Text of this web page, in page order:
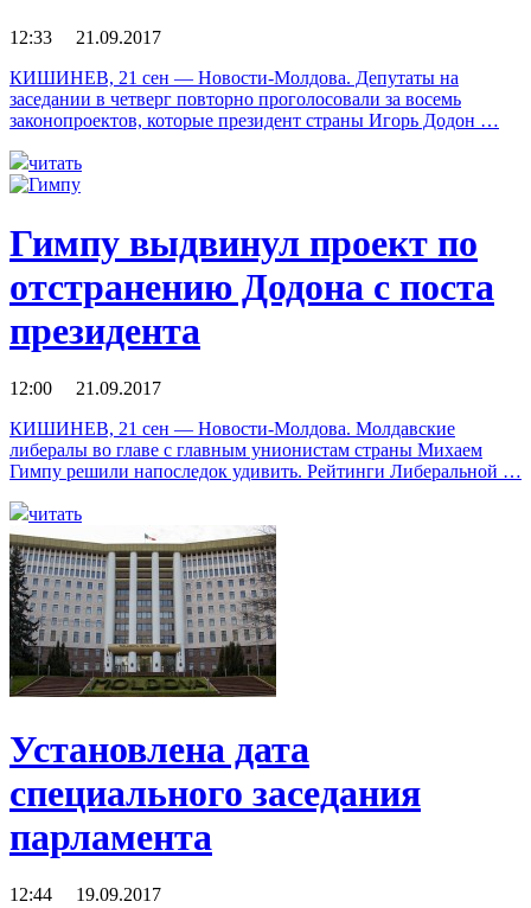
12:33 21.09.2017
КИШИНЕВ, 21 сен — Новости-Молдова. Депутаты на
заседании в четверг повторно проголосовали за восемь
законопроектов, которые президент страны Игорь Додон …
читать
Гимпу выдвинул проект по
отстранению Додона с поста
президента
12:00 21.09.2017
КИШИНЕВ, 21 сен — Новости-Молдова. Молдавские
либералы во главе с главным унионистам страны Михаем
Гимпу решили напоследок удивить. Рейтинги Либеральной …
читать
Установлена дата
специального заседания
парламента
12:44 19.09.2017